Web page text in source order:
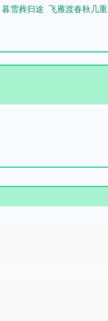
暮雪葬归途 飞雁渡春秋几重